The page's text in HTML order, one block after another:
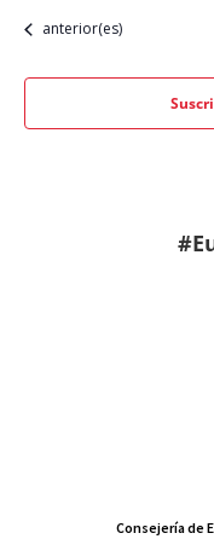
Eventos
anterior(es)
Consejería de